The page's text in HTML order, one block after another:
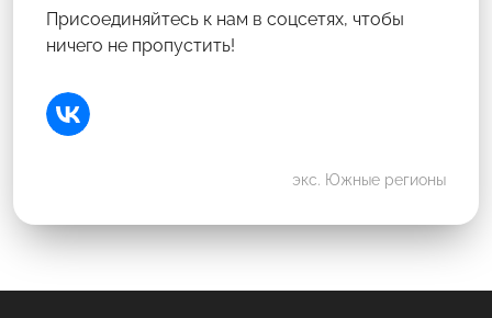
Присоединяйтесь к нам в соцсетях, чтобы
ничего не пропустить!
экс. Южные регионы